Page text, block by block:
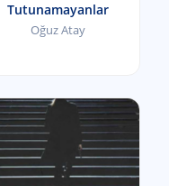
Tutunamayanlar
Oğuz Atay